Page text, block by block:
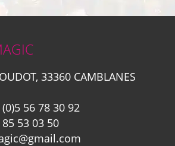
33360 CAMBLANES
(0)5 56 78 30 92
85 53 03 50